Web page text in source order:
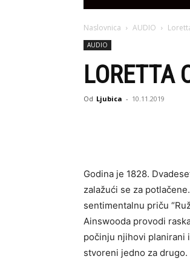
Naslovnica AUDIO
AUDIO
LORETTA
Od Ljubica - 10.11.2019
Godina je 1828.
zalažući se za
sentimentalnu priču
Ainswooda provodi
počinju njihovi planirani
stvoreni jedno za drugo.